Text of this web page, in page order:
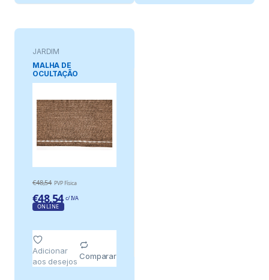
JARDIM
MALHA DE
OCULTAÇÃO
CASTANHA, 230 g/m²
€48,54 PVP Física
€48,54 c/ IVA
ONLINE
Adicionar
aos desejos
Comparar